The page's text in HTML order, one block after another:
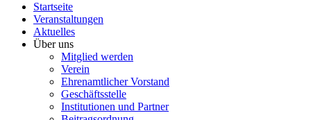
Startseite
Veranstaltungen
Aktuelles
Über uns
Mitglied werden
Verein
Ehrenamtlicher Vorstand
Geschäftsstelle
Institutionen und Partner